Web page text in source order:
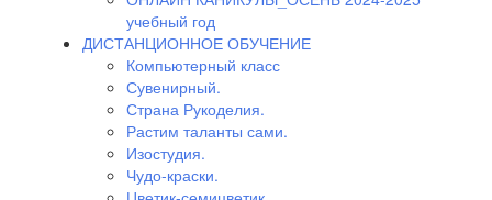
учебный год
ДИСТАНЦИОННОЕ ОБУЧЕНИЕ
Компьютерный класс
Сувенирный.
Страна Рукоделия.
Растим таланты сами.
Изостудия.
Чудо-краски.